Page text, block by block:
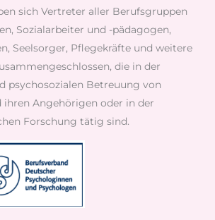
sich Vertreter aller Berufsgruppen
Sozialarbeiter und -pädagogen,
Seelsorger, Pflegekräfte und weitere
die in der
psychosozialen Betreuung von
ihren Angehörigen oder in der
Forschung tätig sind.